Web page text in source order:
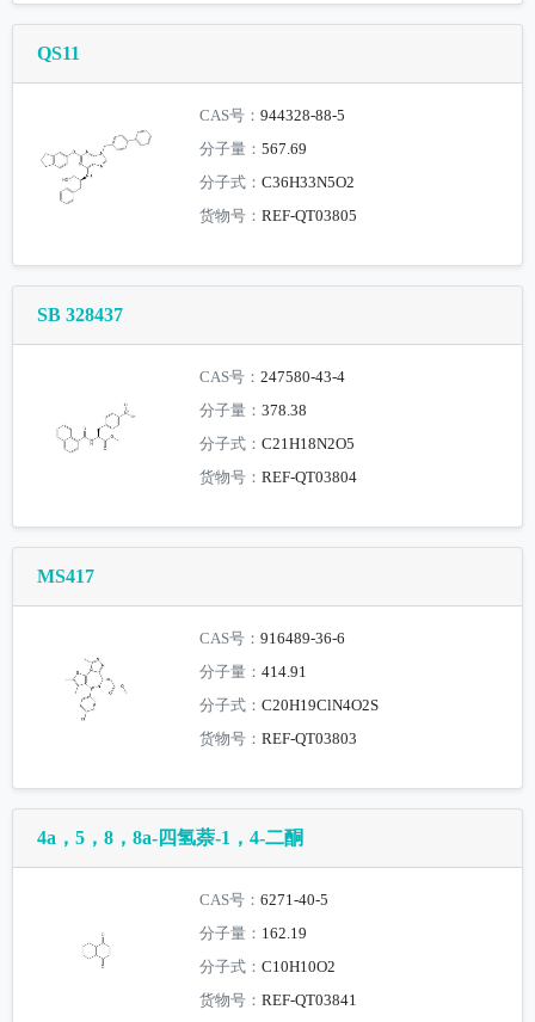
QS11
CAS号：944328-88-5
分子量：567.69
分子式：C36H33N5O2
货物号：REF-QT03805
SB 328437
CAS号：247580-43-4
分子量：378.38
分子式：C21H18N2O5
货物号：REF-QT03804
MS417
CAS号：916489-36-6
分子量：414.91
分子式：C20H19ClN4O2S
货物号：REF-QT03803
4a，5，8，8a-四氢萘-1，4-二酮
CAS号：6271-40-5
分子量： 162.19
分子式：C10H10O2
货物号：REF-QT03841